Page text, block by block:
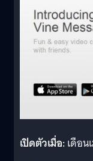
เปิดตัวเมื่อ:เดือน